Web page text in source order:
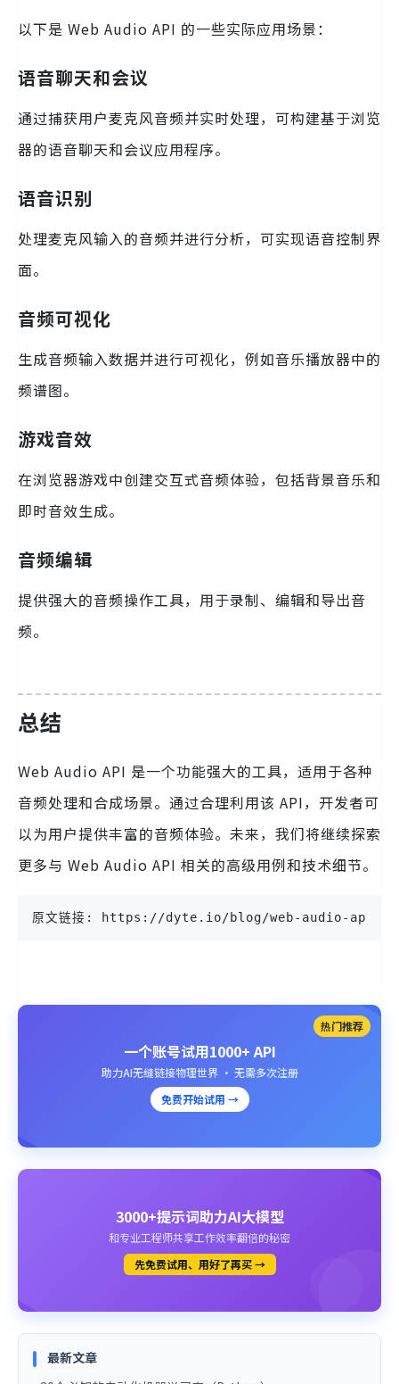
以下是 Web Audio API 的一些实际应用场景：
语音聊天和会议
通过捕获用户麦克风音频并实时处理，可构建基于浏览
器的语音聊天和会议应用程序。
语音识别
处理麦克风输入的音频并进行分析，可实现语音控制界
面。
音频可视化
生成音频输入数据并进行可视化，例如音乐播放器中的
频谱图。
游戏音效
在浏览器游戏中创建交互式音频体验，包括背景音乐和
即时音效生成。
音频编辑
提供强大的音频操作工具，用于录制、编辑和导出音
频。
总结
Web Audio API 是一个功能强大的工具，适用于各种
音频处理和合成场景。通过合理利用该 API，开发者可
以为用户提供丰富的音频体验。未来，我们将继续探索
更多与 Web Audio API 相关的高级用例和技术细节。
原文链接: https://dyte.io/blog/web-audio-api/
热门推荐
一个账号试用1000+ API
助力AI无缝链接物理世界 · 无需多次注册
免费开始试用 →
3000+提示词助力AI大模型
和专业工程师共享工作效率翻倍的秘密
先免费试用、用好了再买 →
最新文章